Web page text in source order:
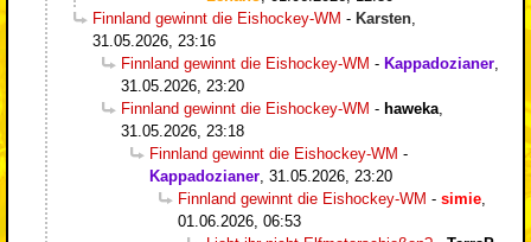
Finnland gewinnt die Eishockey-WM - Karsten
31.05.2026, 23:16
Finnland gewinnt die Eishockey-WM - Kappadozianer
31.05.2026, 23:20
Finnland gewinnt die Eishockey-WM - haweka
31.05.2026, 23:18
Finnland gewinnt die Eishockey-WM -
Kappadozianer 31.05.2026, 23:20
Finnland gewinnt die Eishockey-WM - simie
01.06.2026, 06:53